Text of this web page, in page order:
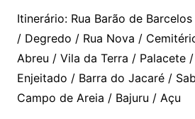
Itinerário: Rua Barão de
/ Degredo / Rua Nova /
Abreu / Vila da Terra / Palacete
Enjeitado / Barra do Jacaré /
Campo de Areia / Bajuru / Açu